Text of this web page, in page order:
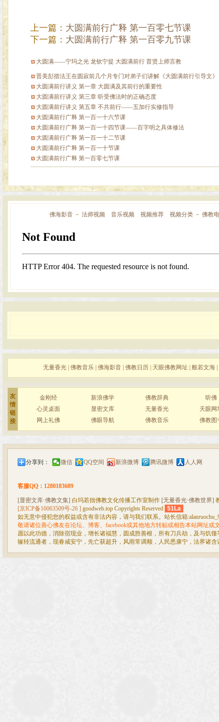
上一篇： 大圆满前行广释 第一百零七节课
下一篇： 大圆满前行广释 第一百零九节课
大圆满——宁玛之光 龙钦宁提 大圆满前行 普贤上师言教
晋美彭措法王在圆寂前几个月专门对弟子们讲解《大圆满前行引导文》
大圆满前行讲义 第一章 大圆满及其前行的重要性
大圆满前行讲义 第三章 听受佛法时的正确态度
大圆满前行讲义 第五章 不共前行——五加行实修指导
大圆满前行广释 第一百一十六节课
大圆满前行广释 第一百一十四节课——百字明之具体修法
大圆满前行广释 第一百一十二节课
大圆满前行广释 第一百一十节课
大圆满前行广释 第一百零七节课
佛海影音 － 法师视频 音乐视频 视频推荐 视频分类 － 佛教
无量香光 佛教音乐 佛海影音 佛教日历 天眼佛教网址 般若文海
友
情
链
接
金刚经 新浪佛学 佛教辞典
听佛
心灵桌面
显密文库 无量香光
天眼网
网上礼佛
佛眼导航 佛教音乐 佛教图
分享到： 微信 QQ空间 新浪微博 腾讯微博 人人网
客服QQ：1280183689
[显密文库·佛教文集] 白玛若拙佛教文化传播工作室制作 [无量香光·佛教世界]
[京ICP备16063509号-26 ] goodweb.top Copyrights Reserved 51La
如无意中侵犯您的权益或含有非法内容，请与我们联系。站长信箱
敬请诸位善心佛友在论坛、博客、facebook或其他地方转贴或相告本站网址或
愿以此功德，消除宿现业，增长诸福慧，圆成胜善根，所有刀兵劫，及与饥
辗转流通者，现眷咸安宁，先亡获超升，风雨常调顺，人民悉康宁，法界诸含